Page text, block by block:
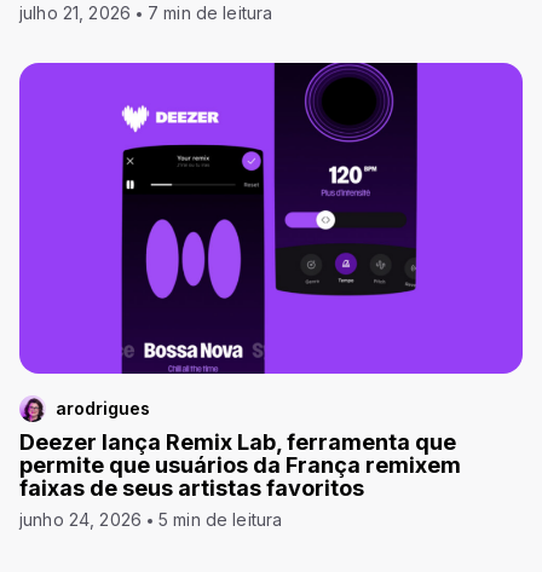
julho 21, 2026 7 min de leitura
arodrigues
Deezer lança Remix Lab, ferramenta que
permite que usuários da França remixem
faixas de seus artistas favoritos
junho 24, 2026 5 min de leitura